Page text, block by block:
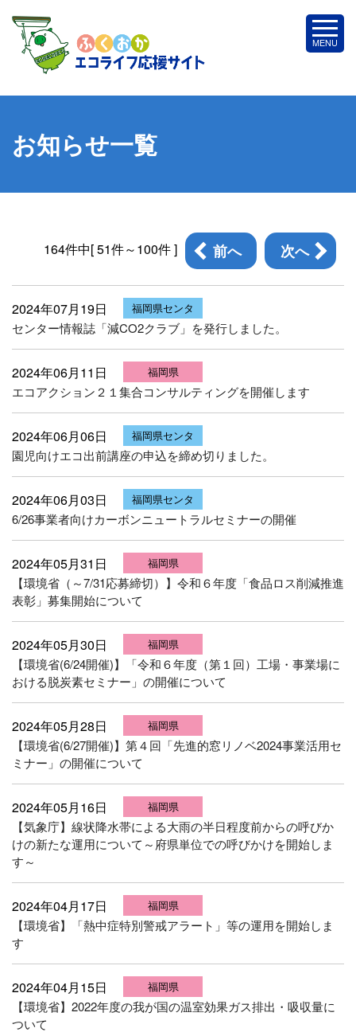
お知らせ一覧
164件中[ 51件～100件 ] 前へ 次へ
2024年07月19日
福岡県センタ
ー
センター情報誌「減CO2クラブ」を発行しました。
2024年06月11日 福岡県
エコアクション２１集合コンサルティングを開催します
2024年06月06日
福岡県センタ
ー
園児向けエコ出前講座の申込を締め切りました。
2024年06月03日
福岡県センタ
ー
6/26事業者向けカーボンニュートラルセミナーの開催
2024年05月31日 福岡県
【環境省（～7/31応募締切）】令和６年度「食品ロス削減推進
表彰」募集開始について
2024年05月30日 福岡県
【環境省(6/24開催)】「令和６年度（第１回）工場・事業場に
おける脱炭素セミナー」の開催について
2024年05月28日 福岡県
【環境省(6/27開催)】第４回「先進的窓リノベ2024事業活用セ
ミナー」の開催について
2024年05月16日 福岡県
【気象庁】線状降水帯による大雨の半日程度前からの呼びか
けの新たな運用について～府県単位での呼びかけを開始しま
す～
2024年04月17日 福岡県
【環境省】「熱中症特別警戒アラート」等の運用を開始しま
す
2024年04月15日 福岡県
【環境省】2022年度の我が国の温室効果ガス排出・吸収量に
ついて